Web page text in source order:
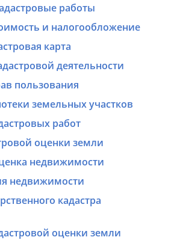
работы
и налогообложение
карта
деятельности
пользования
земельных участков
работ
оценки земли
недвижимости
недвижимости
кадастра
оценки земли